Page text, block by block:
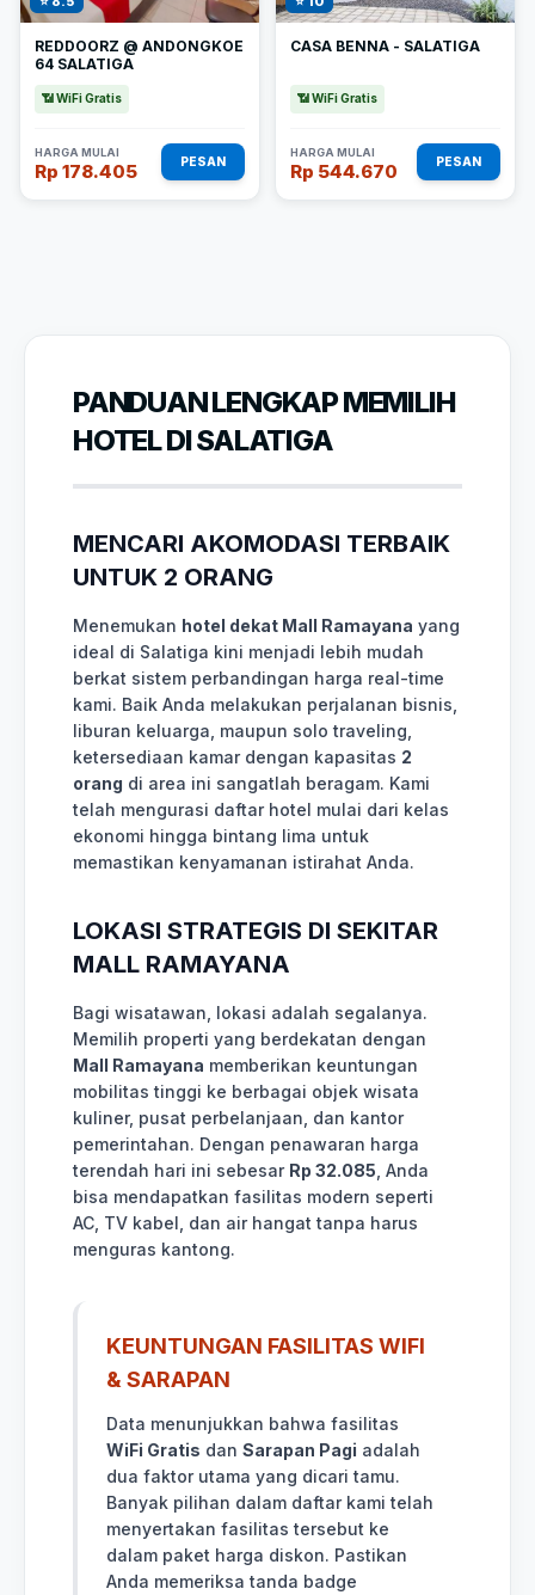
REDDOORZ @ ANDONGKOE
64 SALATIGA
📶 WiFi Gratis
HARGA MULAI
Rp 178.405 PESAN
CASA BENNA - SALATIGA
📶 WiFi Gratis
HARGA MULAI
Rp 544.670 PESAN
PANDUAN LENGKAP MEMILIH
HOTEL DI SALATIGA
MENCARI AKOMODASI TERBAIK
UNTUK 2 ORANG
Menemukan hotel dekat Mall Ramayana yang
ideal di Salatiga kini menjadi lebih mudah
berkat sistem perbandingan harga real-time
kami. Baik Anda melakukan perjalanan bisnis,
liburan keluarga, maupun solo traveling,
ketersediaan kamar dengan kapasitas 2
orang di area ini sangatlah beragam. Kami
telah mengurasi daftar hotel mulai dari kelas
ekonomi hingga bintang lima untuk
memastikan kenyamanan istirahat Anda.
LOKASI STRATEGIS DI SEKITAR
MALL RAMAYANA
Bagi wisatawan, lokasi adalah segalanya.
Memilih properti yang berdekatan dengan
Mall Ramayana memberikan keuntungan
mobilitas tinggi ke berbagai objek wisata
kuliner, pusat perbelanjaan, dan kantor
pemerintahan. Dengan penawaran harga
terendah hari ini sebesar Rp 32.085 , Anda
bisa mendapatkan fasilitas modern seperti
AC, TV kabel, dan air hangat tanpa harus
menguras kantong.
KEUNTUNGAN FASILITAS WIFI
& SARAPAN
Data menunjukkan bahwa fasilitas
WiFi Gratis dan Sarapan Pagi adalah
dua faktor utama yang dicari tamu.
Banyak pilihan dalam daftar kami telah
menyertakan fasilitas tersebut ke
dalam paket harga diskon. Pastikan
Anda memeriksa tanda badge